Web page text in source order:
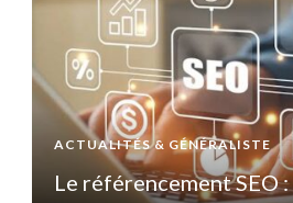
ACTUALITÉS & GÉNÉRALISTE
Le référencement SEO